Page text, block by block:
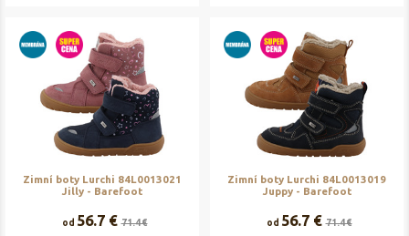
Zimní boty Lurchi 84L0013021
Jilly - Barefoot
od 56.7 € 71.4 €
Zimní boty Lurchi 84L0013019
Juppy - Barefoot
od 56.7 € 71.4 €